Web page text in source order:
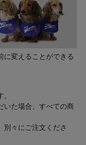
に変えることができる
いた場合、すべての商
別々にご注文くださ